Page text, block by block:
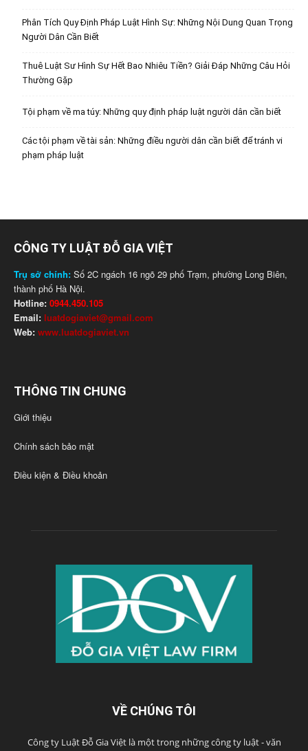
Phân Tích Quy Định Pháp Luật Hình Sự: Những Nội Dung Quan Trọng
Người Dân Cần Biết
Thuê Luật Sư Hình Sự Hết Bao Nhiêu Tiền? Giải Đáp Những Câu Hỏi
Thường Gặp
Tội phạm về ma túy: Những quy định pháp luật người dân cần biết
Các tội phạm về tài sản: Những điều người dân cần biết để tránh vi
phạm pháp luật
CÔNG TY LUẬT ĐỖ GIA VIỆT
Trụ sở chính: Số 2C ngách 16 ngõ 29 phố Trạm, phường Long Biên,
thành phố Hà Nội.
Hotline: 0944.450.105
Email: luatdogiaviet@gmail.com
Web: www.luatdogiaviet.vn
THÔNG TIN CHUNG
Giới thiệu
Chính sách bảo mật
Điều kiện & Điều khoản
VỀ CHÚNG TÔI
Công ty Luật Đỗ Gia Việt là một trong những công ty luật - văn